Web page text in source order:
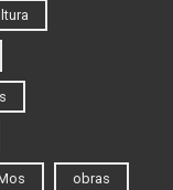
obras